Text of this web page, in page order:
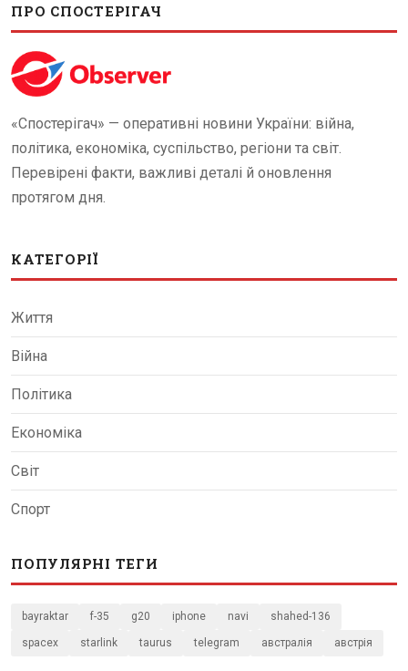
ПРО СПОСТЕРІГАЧ
«Спостерігач» — оперативні новини України: війна,
політика, економіка, суспільство, регіони та світ.
Перевірені факти, важливі деталі й оновлення
протягом дня.
КАТЕГОРІЇ
Життя
Війна
Політика
Економіка
Світ
Спорт
ПОПУЛЯРНІ ТЕГИ
bayraktar f-35 g20 iphone navi shahed-136
spacex starlink taurus telegram австралія австрія